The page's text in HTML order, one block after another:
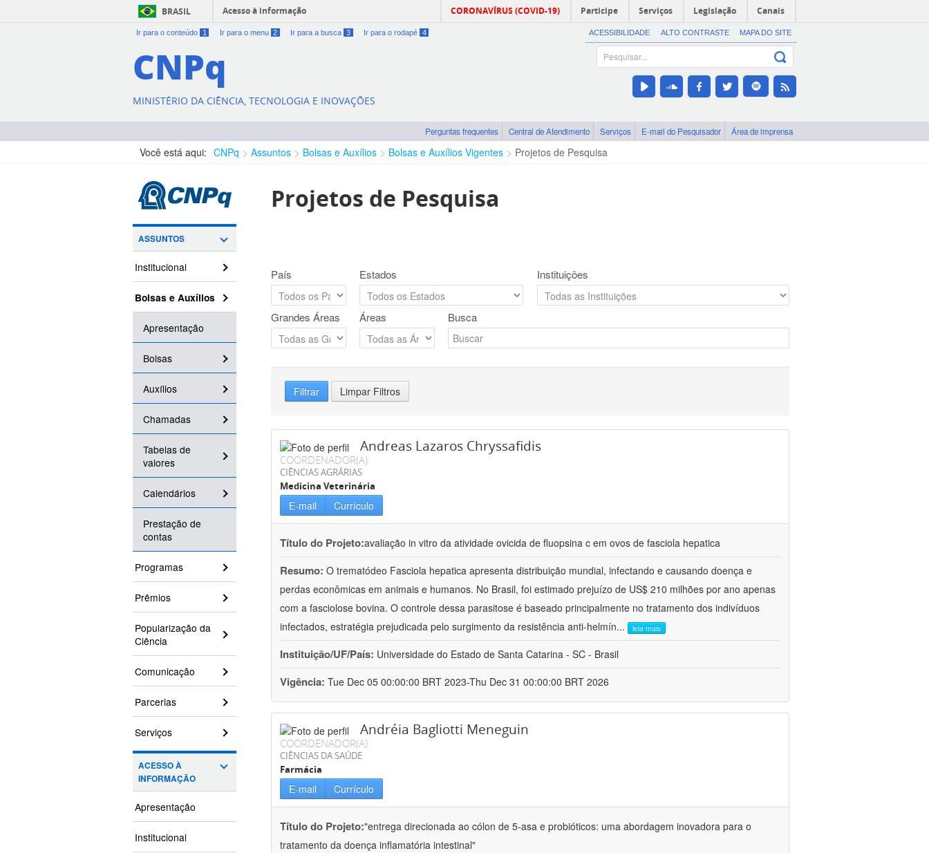
BRASIL Acesso à informação CORONAVÍRUS (COVID-19) Participe Serviços Legislação Canais
Ir para o conteúdo 1 Ir para o menu 2 Ir para a busca 3 Ir para o rodapé 4 ACESSIBILIDADE ALTO CONTRASTE MAPA DO SITE
CNPq
MINISTÉRIO DA CIÊNCIA, TECNOLOGIA E INOVAÇÕES
Perguntas frequentes Central de Atendimento Serviços E-mail do Pesquisador Área de imprensa
Você está aqui: CNPq Assuntos Bolsas e Auxílios Bolsas e Auxílios Vigentes Projetos de Pesquisa
ASSUNTOS
Institucional
Bolsas e Auxílios
Apresentação
Bolsas
Auxílios
Chamadas
Tabelas de
valores
Calendários
Prestação de
contas
Programas
Prêmios
Popularização da
Ciência
Comunicação
Parcerias
Serviços
ACESSO À
INFORMAÇÃO
Apresentação
Institucional
Projetos de Pesquisa
País Estados Instituições
Grandes Áreas Áreas Busca
Filtrar Limpar Filtros
Andreas Lazaros Chryssafidis
COORDENADOR(A)
CIÊNCIAS AGRÁRIAS
Medicina Veterinária
E-mail Currículo
Título do Projeto:avaliação in vitro da atividade ovicida de fluopsina c em ovos de fasciola hepatica
Resumo: O trematódeo Fasciola hepatica apresenta distribuição mundial, infectando e causando doença e
perdas econômicas em animais e humanos. No Brasil, foi estimado prejuízo de US$ 210 milhões por ano apenas
com a fasciolose bovina. O controle dessa parasitose é baseado principalmente no tratamento dos indivíduos
infectados, estratégia prejudicada pelo surgimento da resistência anti-helmín... leia mais
Instituição/UF/País: Universidade do Estado de Santa Catarina - SC - Brasil
Vigência: Tue Dec 05 00:00:00 BRT 2023-Thu Dec 31 00:00:00 BRT 2026
Andréia Bagliotti Meneguin
COORDENADOR(A)
CIÊNCIAS DA SAÚDE
Farmácia
E-mail Currículo
Título do Projeto:"entrega direcionada ao cólon de 5-asa e probióticos: uma abordagem inovadora para o
tratamento da doença inflamatória intestinal"